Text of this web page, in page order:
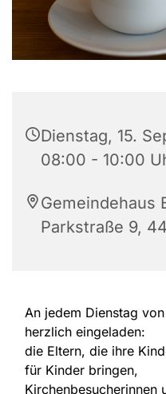
Dienstag, 15.
08:00 - 10:00
Gemeindehaus
Parkstraße 9,
An jedem Dienstag
herzlich eingeladen:
die Eltern, die ihre
für Kinder bringen,
Kirchenbesucherinnen